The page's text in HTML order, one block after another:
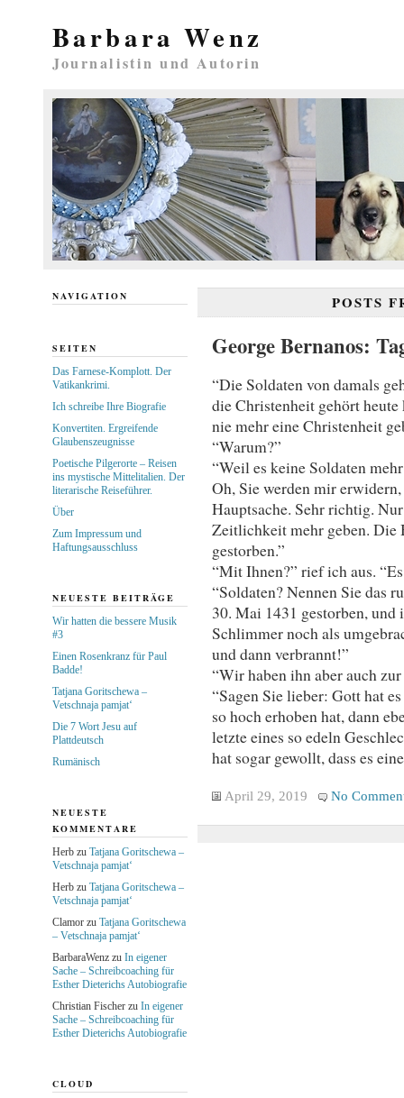
Barbara Wenz
Journalistin und Autorin
POSTS
George Bernanos:
“Die Soldaten von damals
die Christenheit gehört
nie mehr eine Christenheit
“Warum?”
“Weil es keine Soldaten
Oh, Sie werden mir
Hauptsache. Sehr richtig.
Zeitlichkeit mehr geben. Die
gestorben.”
“Mit Ihnen?” rief ich aus.
“Soldaten? Nennen Sie das
30. Mai 1431 gestorben,
Schlimmer noch als
und dann verbrannt!”
“Wir haben ihn aber auch
“Sagen Sie lieber: Gott hat
so hoch erhoben hat, dann
letzte eines so edeln
hat sogar gewollt, dass es
April 29, 2019 No
NAVIGATION
SEITEN
Das Farnese-Komplott. Der
Vatikankrimi.
Ich schreibe Ihre Biografie
Konvertiten. Ergreifende
Glaubenszeugnisse
Poetische Pilgerorte – Reisen
ins mystische Mittelitalien. Der
literarische Reiseführer.
Über
Zum Impressum und
Haftungsausschluss
NEUESTE BEITRÄGE
Wir hatten die bessere Musik
#3
Einen Rosenkranz für Paul
Badde!
Tatjana Goritschewa –
Vetschnaja pamjat‘
Die 7 Wort Jesu auf
Plattdeutsch
Rumänisch
NEUESTE
KOMMENTARE
Herbzu Tatjana Goritschewa –
Vetschnaja pamjat‘
Herbzu Tatjana Goritschewa –
Vetschnaja pamjat‘
Clamorzu Tatjana Goritschewa
– Vetschnaja pamjat‘
BarbaraWenzzu In eigener
Sache – Schreibcoaching für
Esther Dieterichs Autobiografie
Christian Fischerzu In eigener
Sache – Schreibcoaching für
Esther Dieterichs Autobiografie
CLOUD